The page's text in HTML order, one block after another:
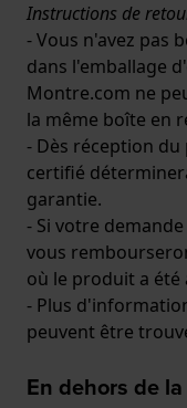
Instructions de
- Vous n'avez pas
dans l'emballage
Montre.com ne
la même boîte en
- Dès réception
certifié
garantie.
- Si votre
vous
où le produit a été
- Plus
peuvent être
En dehors de